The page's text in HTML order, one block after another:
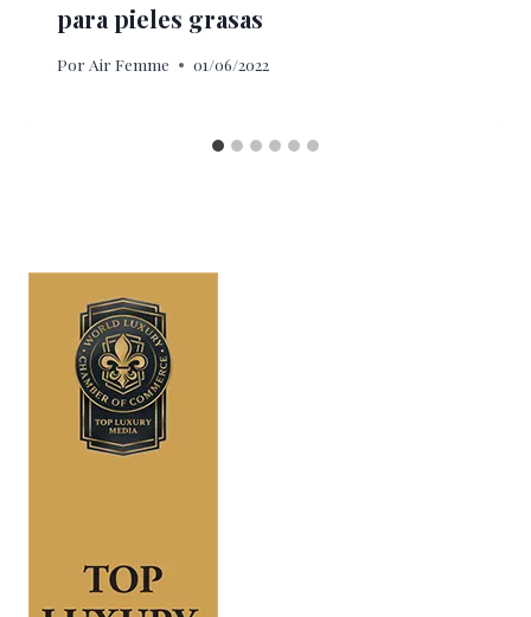
para pieles grasas
Por Air Femme 01/06/2022